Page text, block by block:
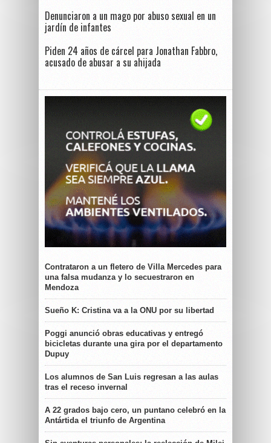
Denunciaron a un mago por abuso sexual en un
jardín de infantes
Piden 24 años de cárcel para Jonathan Fabbro,
acusado de abusar a su ahijada
Contrataron a un fletero de Villa Mercedes para
una falsa mudanza y lo secuestraron en
Mendoza
Sueño K: Cristina va a la ONU por su libertad
Poggi anunció obras educativas y entregó
bicicletas durante una gira por el departamento
Dupuy
Los alumnos de San Luis regresan a las aulas
tras el receso invernal
A 22 grados bajo cero, un puntano celebró en la
Antártida el triunfo de Argentina